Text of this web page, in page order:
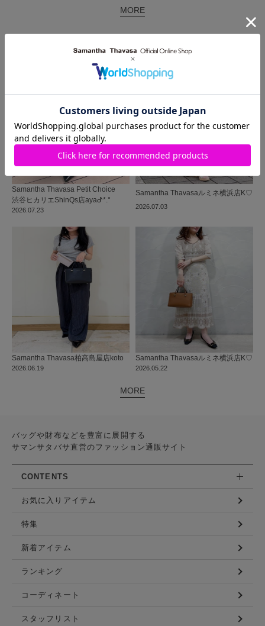
MORE
2026.07.23
Samantha Thavasa Petit Choice
渋谷ヒカリエShinQs店ayaᕷ*.°
2026.07.03
Samantha Thavasaルミネ横浜店K♡
2026.06.19
Samantha Thavasa柏高島屋店koto
2026.05.22
Samantha Thavasaルミネ横浜店K♡
MORE
バッグや財布などを豊富に展開する
サマンサタバサ直営のファッション通販サイト
CONTENTS
お気に入りアイテム
特集
新着アイテム
ランキング
コーディネート
スタッフリスト